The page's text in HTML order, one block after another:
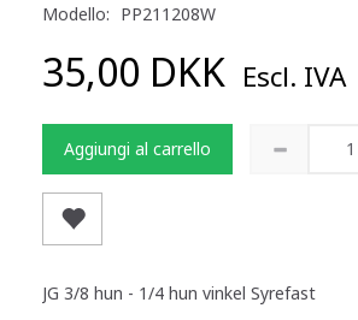
Modello: PP211208W
35,00 DKK Escl. IVA
Aggiungi al carrello
JG 3/8 hun - 1/4 hun vinkel Syrefast